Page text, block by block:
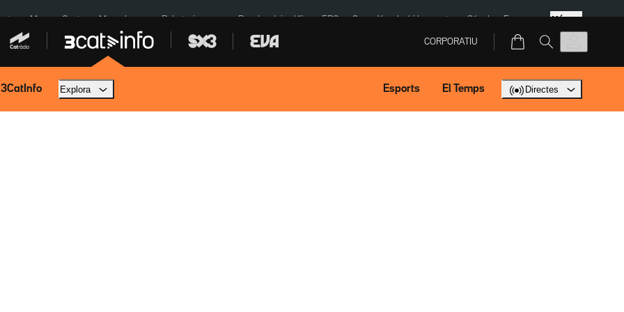
Menors Ceuta Mercabarna Robatoris coure Bombardejos Kíiv ERC SpaceX Isaki Lacuesta Sánchez Europa Més
CORPORATIU
3CatInfo Explora Esports El Temps Directes